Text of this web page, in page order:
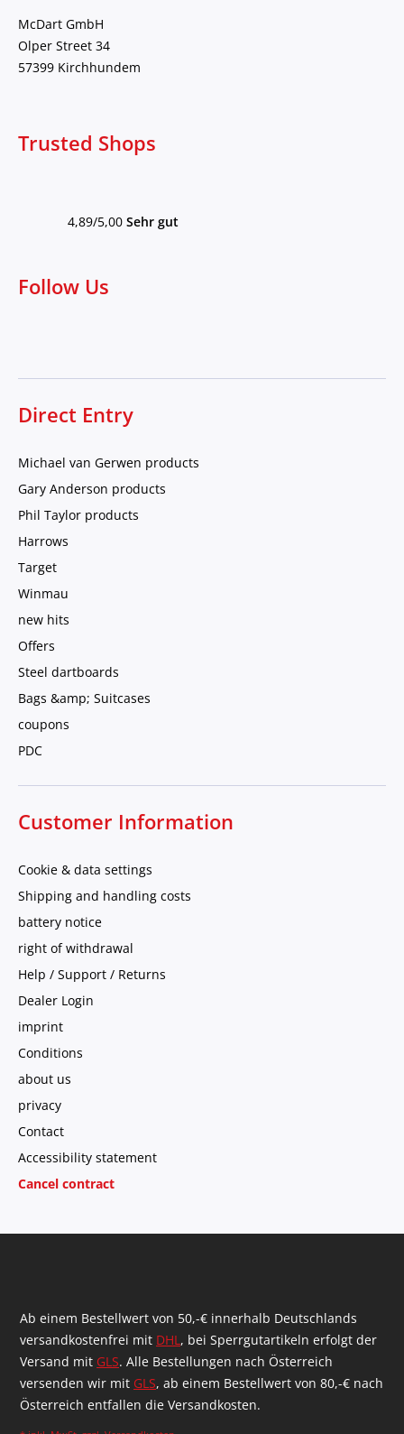
McDart GmbH
Olper Street 34
57399 Kirchhundem
Trusted Shops
4,89/5,00 Sehr gut
Follow Us
Direct Entry
Michael van Gerwen products
Gary Anderson products
Phil Taylor products
Harrows
Target
Winmau
new hits
Offers
Steel dartboards
Bags &amp; Suitcases
coupons
PDC
Customer Information
Cookie & data settings
Shipping and handling costs
battery notice
right of withdrawal
Help / Support / Returns
Dealer Login
imprint
Conditions
about us
privacy
Contact
Accessibility statement
Cancel contract
Ab einem Bestellwert von 50,-€ innerhalb Deutschlands
versandkostenfrei mit DHL, bei Sperrgutartikeln erfolgt der
Versand mit GLS. Alle Bestellungen nach Österreich
versenden wir mit GLS, ab einem Bestellwert von 80,-€ nach
Österreich entfallen die Versandkosten.